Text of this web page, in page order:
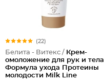
(22)
Белита - Витекс / Крем-
омоложение для рук и тела
Формула ухода Протеины
молодости Milk Line